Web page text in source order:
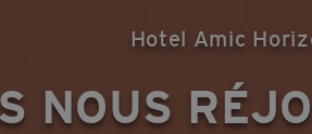
Hotel Amic
NOUS